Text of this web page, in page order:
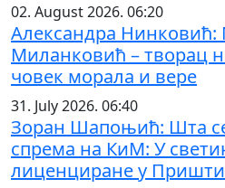
02. August 2026. 06:20
Александра Нинковић:
Миланковић – творац
човек морала и вере
31. July 2026. 06:40
Зоран Шапоњић: Шта
спрема на КиМ: У
лиценциране у